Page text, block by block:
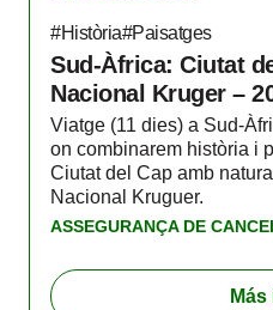
#Història#Paisatges
Sud-Àfrica: Ciutat
Nacional Kruger –
Viatge (11 dies) a Sud-
on combinarem història i
Ciutat del Cap amb
Nacional Kruguer.
ASSEGURANÇA DE